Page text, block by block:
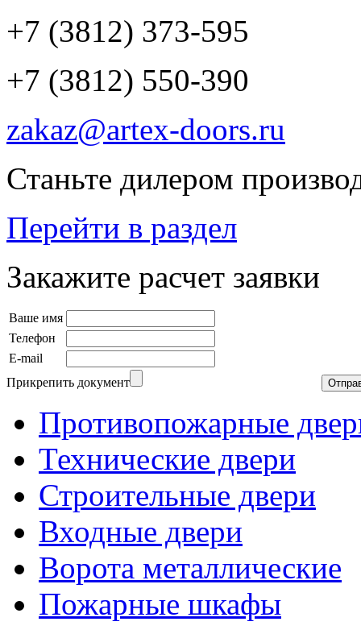
+7 (3812) 373-595
+7 (3812) 550-390
zakaz@artex-doors.ru
Станьте дилером
Перейти в раздел
Закажите расчет заявки
Ваше имя
Телефон
E-mail
Прикрепить документ
Противопожарные
Технические двери
Строительные двери
Входные двери
Ворота металлические
Пожарные шкафы